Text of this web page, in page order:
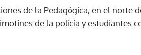
de la Pedagógica, en el norte
de la policía y estudiantes